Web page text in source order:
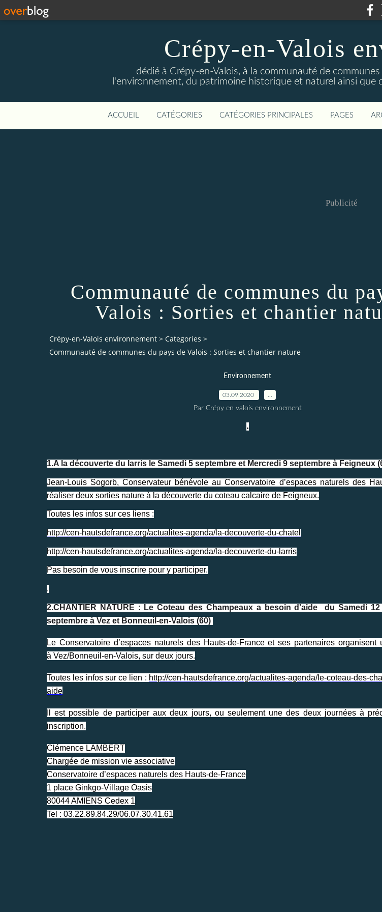
Crépy-en-Valois
dédié à Crépy-en-Valois, à la communauté de
l'environnement, du patrimoine historique et naturel ainsi que
ACCUEIL CATÉGORIES CATÉGORIES PRINCIPALES PAGES
Publicité
Communauté de communes du
Valois : Sorties et chantier
Crépy-en-Valois environnement > Categories >
Communauté de communes du pays de Valois : Sorties et chantier nature
Environnement
03.09.2020
Par Crépy en valois environnement
.
1.A la découverte du larris le Samedi 5 septembre et Mercredi 9 septembre à Feigneux
Jean-Louis Sogorb, Conservateur bénévole au Conservatoire d’espaces naturels des
réaliser deux sorties nature à la découverte du coteau calcaire de Feigneux.
Toutes les infos sur ces liens :
http://cen-hautsdefrance.org/actualites-agenda/la-decouverte-du-chatel
http://cen-hautsdefrance.org/actualites-agenda/la-decouverte-du-larris
Pas besoin de vous inscrire pour y participer.
.
2.CHANTIER NATURE : Le Coteau des Champeaux a besoin d'aide du Samedi
septembre à Vez et Bonneuil-en-Valois (60)
Le Conservatoire d’espaces naturels des Hauts-de-France et ses partenaires organisent
à Vez/Bonneuil-en-Valois, sur deux jours.
Toutes les infos sur ce lien : http://cen-hautsdefrance.org/actualites-agenda/le-coteau-des-
aide
Il est possible de participer aux deux jours, ou seulement une des deux journées à
inscription.
Clémence LAMBERT
Chargée de mission vie associative
Conservatoire d’espaces naturels des Hauts-de-France
1 place Ginkgo-Village Oasis
80044 AMIENS Cedex 1
Tel : 03.22.89.84.29/06.07.30.41.61